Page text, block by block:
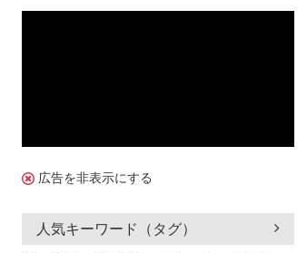
広告を非表示にする
人気キーワード（タグ）